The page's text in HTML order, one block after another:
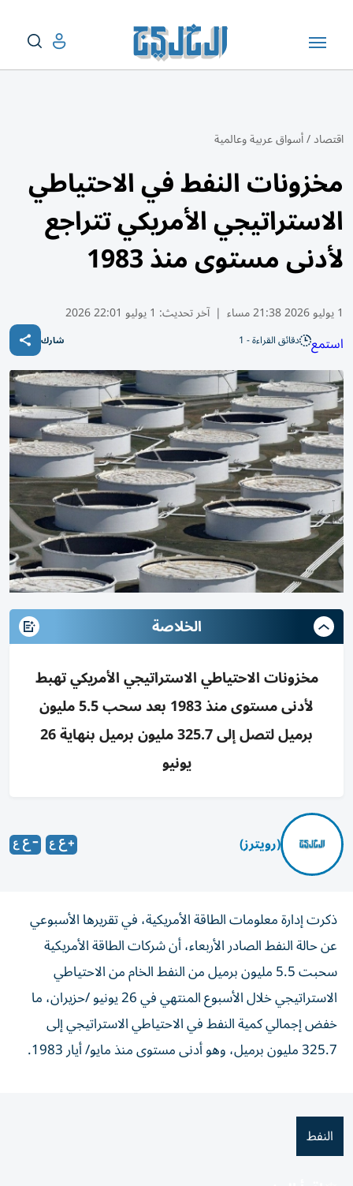
اقتصاد/أسواق عربية وعالمية
مخزونات النفط في الاحتياطي
الاستراتيجي الأمريكي تتراجع
لأدنى مستوى منذ 1983
1 يوليو 2026 21:38 مساء | آخر تحديث: 1 يوليو 22:01 2026
استمع دقائق القراءة - 1 شارك
الخلاصة
مخزونات الاحتياطي الاستراتيجي الأمريكي تهبط
لأدنى مستوى منذ 1983 بعد سحب 5.5 مليون
برميل لتصل إلى 325.7 مليون برميل بنهاية 26
يونيو
(رويترز)
ذكرت إدارة معلومات ​الطاقة الأمريكية، ⁠في ‌تقريرها الأسبوعي
‌عن حالة النفط الصادر الأربعاء، أن شركات ⁠الطاقة الأمريكية
سحبت 5.5 مليون برميل من النفط الخام ​من الاحتياطي
الاستراتيجي ‌خلال الأسبوع المنتهي في ⁠26 يونيو /حزيران، ما
خفض إجمالي ​كمية ‌النفط في ‌الاحتياطي الاستراتيجي إلى
325.7 مليون برميل، ‌وهو ‌أدنى ⁠مستوى منذ ‌مايو/ أيار 1983.
النفط